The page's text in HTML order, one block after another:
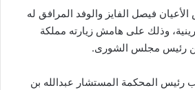
فيصل الفايز والوفد المرافق له
وذلك على هامش زيارته مملكة
رئيس مجلس الشورى.
رئيس المحكمة المستشار عبدالله بن